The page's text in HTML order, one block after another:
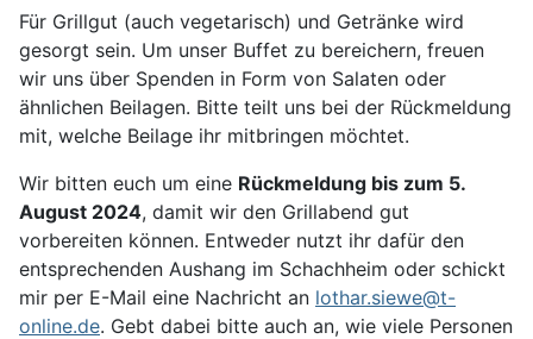
Für Grillgut (auch vegetarisch) und Getränke wird
gesorgt sein. Um unser Buffet zu bereichern, freuen
wir uns über Spenden in Form von Salaten oder
ähnlichen Beilagen. Bitte teilt uns bei der Rückmeldung
mit, welche Beilage ihr mitbringen möchtet.
Wir bitten euch um eine Rückmeldung bis zum 5.
August 2024, damit wir den Grillabend gut
vorbereiten können. Entweder nutzt ihr dafür den
entsprechenden Aushang im Schachheim oder schickt
mir per E-Mail eine Nachricht an lothar.siewe@t-
online.de. Gebt dabei bitte auch an, wie viele Personen